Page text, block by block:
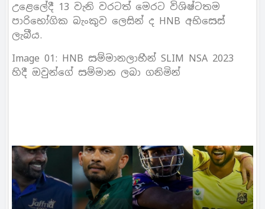
උළෙලේදී 13 වැනි වරටත් මෙරට විශිෂ්ටතම
පාරිභෝගික බැංකුව ලෙසින් ද HNB අභිසෙස්
ලැබීය.
Image 01: HNB සම්මානලාභීන් SLIM NSA 2023
හිදී ඔවුන්ගේ සම්මාන ලබා ගනිමින්